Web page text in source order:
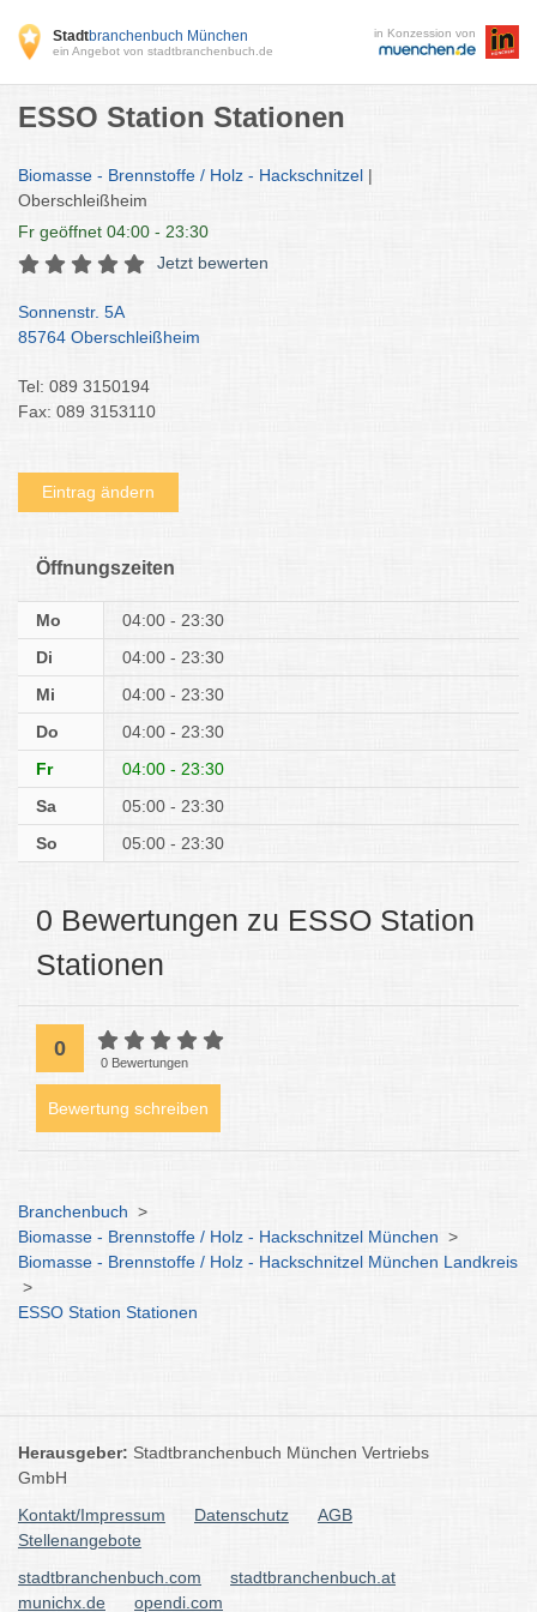
Stadtbranchenbuch München
ein Angebot von stadtbranchenbuch.de
in Konzession von
ESSO Station Stationen
Biomasse - Brennstoffe / Holz - Hackschnitzel |
Oberschleißheim
Fr geöffnet 04:00 - 23:30
Jetzt bewerten
Sonnenstr. 5A
85764 Oberschleißheim
Tel: 089 3150194
Fax: 089 3153110
Eintrag ändern
Öffnungszeiten
Mo
04:00 - 23:30
Di
04:00 - 23:30
Mi
04:00 - 23:30
Do
04:00 - 23:30
Fr
04:00 - 23:30
Sa
05:00 - 23:30
So
05:00 - 23:30
0 Bewertungen zu ESSO Station
Stationen
0
0 Bewertungen
Bewertung schreiben
Branchenbuch >
Biomasse - Brennstoffe / Holz - Hackschnitzel München >
Biomasse - Brennstoffe / Holz - Hackschnitzel München Landkreis
>
ESSO Station Stationen
Herausgeber: Stadtbranchenbuch München Vertriebs
GmbH
Kontakt/Impressum
Datenschutz
AGB
Stellenangebote
stadtbranchenbuch.com
stadtbranchenbuch.at
munichx.de
opendi.com